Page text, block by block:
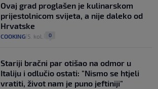
Ovaj grad proglašen je kulinarskom
prijestolnicom svijeta, a nije daleko od
Hrvatske
COOKING 5. kol. 0
Stariji bračni par otišao na odmor u
Italiju i odlučio ostati: "Nismo se htjeli
vratiti, život nam je puno jeftiniji"